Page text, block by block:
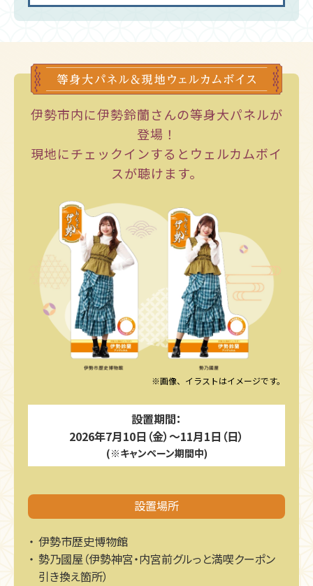
伊勢市内に伊勢鈴蘭さんの等身大パネルが
登場！
現地にチェックインするとウェルカムボイ
スが聴けます。
※画像、イラストはイメージです。
設置期間：
2026年7月10日（金）～11月1日（日）
(※キャンペーン期間中)
設置場所
伊勢市歴史博物館
勢乃國屋（伊勢神宮・内宮前グルっと満喫クーポン
引き換え箇所）